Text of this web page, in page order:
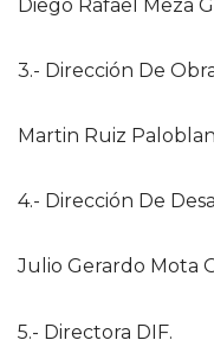
Diego Rafael Meza
3.- Dirección De
Martin Ruiz
4.- Dirección De
Julio Gerardo Mota
5.- Directora DIF.